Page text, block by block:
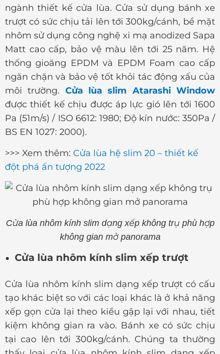
ngành thiết kế cửa lùa. Cửa sử dụng bánh xe
trượt có sức chịu tải lên tới 300kg/cánh, bề mặt
nhôm sử dụng công nghệ xi mạ anodized Sapa
Matt cao cấp, bảo vệ màu lên tới 25 năm. Hệ
thống gioăng EPDM và EPDM Foam cao cấp
ngăn chặn và bảo vệ tốt khỏi tác động xấu của
môi trường. Cửa lùa slim Atarashi Window
được thiết kế chịu được áp lực gió lên tới 1600
Pa (51m/s) / ISO 6612: 1980; Độ kín nước: 350Pa /
BS EN 1027: 2000).
>>> Xem thêm: Cửa lùa hệ slim 20 – thiết kế
đột phá ấn tượng 2022
Cửa lùa nhôm kính slim dạng xếp không trụ phù hợp
không gian mở panorama
Cửa lùa nhôm kính slim xếp trượt
Cửa lùa nhôm kính slim dạng xếp trượt có cấu
tạo khác biệt so với các loại khác là ở khả năng
xếp gọn cửa lại theo kiểu gập lại với nhau, tiết
kiệm không gian ra vào. Bánh xe có sức chịu
tại cao lên tới 300kg/cánh. Chúng ta thường